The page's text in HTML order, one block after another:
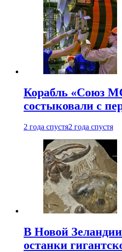
Корабль «Союз
состыковали с
2 года спустя2 года спустя
В Новой
останки